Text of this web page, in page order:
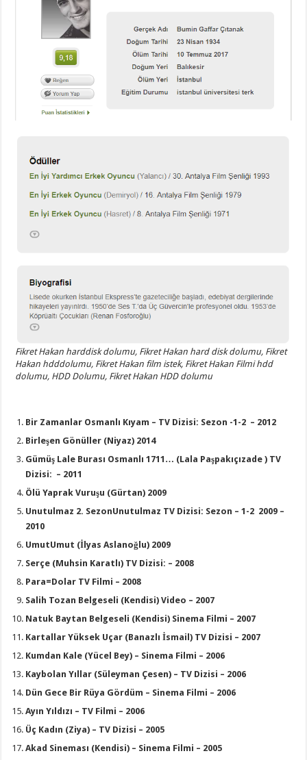
Fikret Hakan harddisk dolumu, Fikret Hakan hard disk dolumu, Fikret
Hakan hdddolumu, Fikret Hakan film istek, Fikret Hakan Filmi hdd
dolumu, HDD Dolumu, Fikret Hakan HDD dolumu
Bir Zamanlar Osmanlı Kıyam – TV Dizisi: Sezon -1-2 – 2012
Birleşen Gönüller (Niyaz) 2014
Gümüş Lale Burası Osmanlı 1711… (Lala Paşpakıçızade ) TV
Dizisi: – 2011
Ölü Yaprak Vuruşu (Gürtan) 2009
Unutulmaz 2. SezonUnutulmaz TV Dizisi: Sezon – 1-2 2009 –
2010
UmutUmut (İlyas Aslanoğlu) 2009
Serçe (Muhsin Karatlı) TV Dizisi: – 2008
Para=Dolar TV Filmi – 2008
Salih Tozan Belgeseli (Kendisi) Video – 2007
Natuk Baytan Belgeseli (Kendisi) Sinema Filmi – 2007
Kartallar Yüksek Uçar (Banazlı İsmail) TV Dizisi – 2007
Kumdan Kale (Yücel Bey) – Sinema Filmi – 2006
Kaybolan Yıllar (Süleyman Çesen) – TV Dizisi – 2006
Dün Gece Bir Rüya Gördüm – Sinema Filmi – 2006
Ayın Yıldızı – TV Filmi – 2006
Üç Kadın (Ziya) – TV Dizisi – 2005
Akad Sineması (Kendisi) – Sinema Filmi – 2005